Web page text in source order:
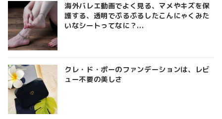
海外バレエ動画でよく見る、マメやキズを保
護する、透明でぷるぷるしたこんにゃくみた
いなシートってなに？...
クレ・ド・ポーのファンデーションは、レビ
ュー不要の美しさ